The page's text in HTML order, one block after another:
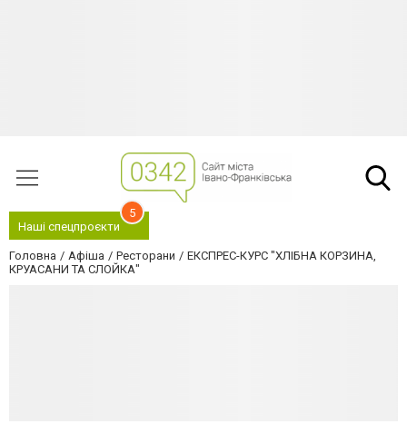
Наші спецпроєкти
5
Головна Афіша Ресторани
ЕКСПРЕС-КУРС "ХЛІБНА КОРЗИНА,
КРУАСАНИ ТА СЛОЙКА"